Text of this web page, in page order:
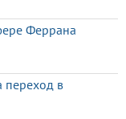
Феррана
переход в